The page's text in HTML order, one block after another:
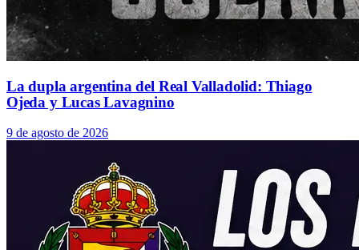
La dupla argentina del Real Valladolid: Thiago
Ojeda y Lucas Lavagnino
9 de agosto de 2026